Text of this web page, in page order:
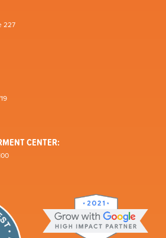
227
CENTER: